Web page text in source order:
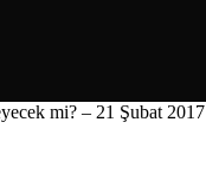
mi? – 21 Şubat 2017